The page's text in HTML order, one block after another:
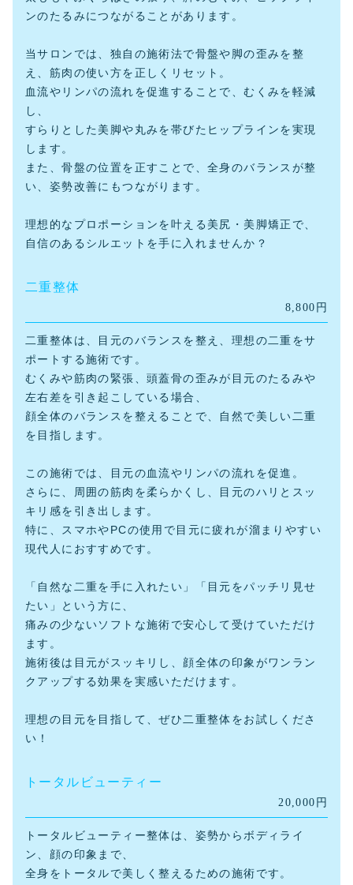
ンのたるみにつながることがあります。
当サロンでは、独自の施術法で骨盤や脚の歪みを整
え、筋肉の使い方を正しくリセット。
血流やリンパの流れを促進することで、むくみを軽減
し、
すらりとした美脚や丸みを帯びたヒップラインを実現
します。
また、骨盤の位置を正すことで、全身のバランスが整
い、姿勢改善にもつながります。
理想的なプロポーションを叶える美尻・美脚矯正で、
自信のあるシルエットを手に入れませんか？
二重整体
8,800円
二重整体は、目元のバランスを整え、理想の二重をサ
ポートする施術です。
むくみや筋肉の緊張、頭蓋骨の歪みが目元のたるみや
左右差を引き起こしている場合、
顔全体のバランスを整えることで、自然で美しい二重
を目指します。
この施術では、目元の血流やリンパの流れを促進。
さらに、周囲の筋肉を柔らかくし、目元のハリとスッ
キリ感を引き出します。
特に、スマホやPCの使用で目元に疲れが溜まりやすい
現代人におすすめです。
「自然な二重を手に入れたい」「目元をパッチリ見せ
たい」という方に、
痛みの少ないソフトな施術で安心して受けていただけ
ます。
施術後は目元がスッキリし、顔全体の印象がワンラン
クアップする効果を実感いただけます。
理想の目元を目指して、ぜひ二重整体をお試しくださ
い！
トータルビューティー
20,000円
トータルビューティー整体は、姿勢からボディライ
ン、顔の印象まで、
全身をトータルで美しく整えるための施術です。